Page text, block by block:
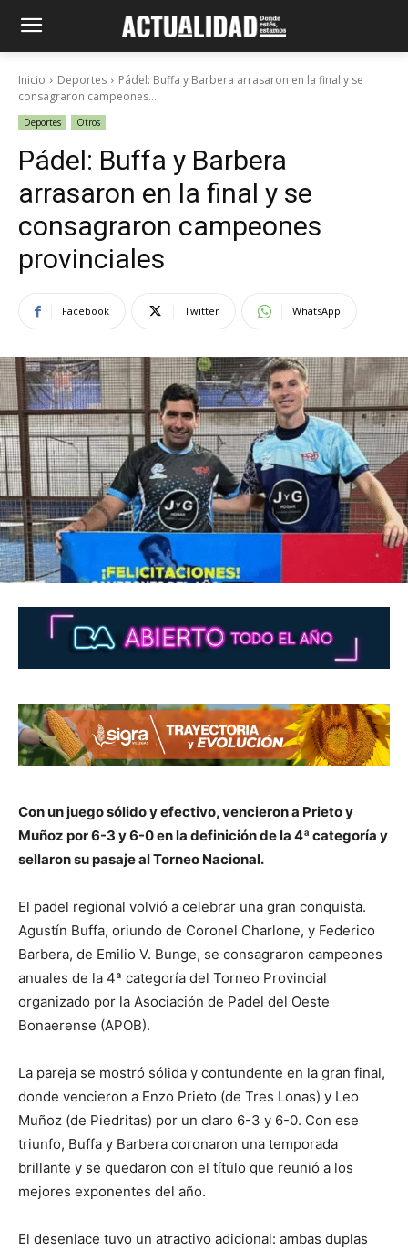
Inicio Deportes
Pádel: Buffa y Barbera arrasaron en la final y se
consagraron campeones...
Deportes Otros
Pádel: Buffa y Barbera
arrasaron en la final y se
consagraron campeones
provinciales
Facebook Twitter WhatsApp
Con un juego sólido y efectivo, vencieron a Prieto y
Muñoz por 6-3 y 6-0 en la definición de la 4ª categoría y
sellaron su pasaje al Torneo Nacional.
El padel regional volvió a celebrar una gran conquista.
Agustín Buffa, oriundo de Coronel Charlone, y Federico
Barbera, de Emilio V. Bunge, se consagraron campeones
anuales de la 4ª categoría del Torneo Provincial
organizado por la Asociación de Padel del Oeste
Bonaerense (APOB).
La pareja se mostró sólida y contundente en la gran final,
donde vencieron a Enzo Prieto (de Tres Lonas) y Leo
Muñoz (de Piedritas) por un claro 6-3 y 6-0. Con ese
triunfo, Buffa y Barbera coronaron una temporada
brillante y se quedaron con el título que reunió a los
mejores exponentes del año.
El desenlace tuvo un atractivo adicional: ambas duplas